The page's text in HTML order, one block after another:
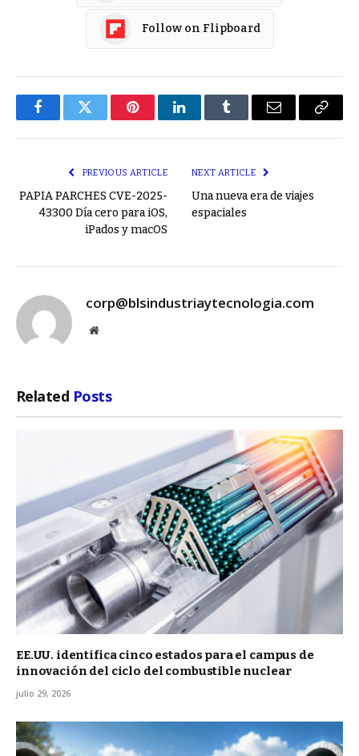
Follow on Flipboard
FacebookTwitter PinterestLinkedInTumblr Email
Copy
PREVIOUS ARTICLE
PAPIA PARCHES CVE-2025-
43300 Día cero para iOS,
iPados y macOS
NEXT ARTICLE
Una nueva era de viajes
espaciales
corp@blsindustriaytecnologia.com
Website
Related Posts
EE.UU. identifica cinco estados para el campus de
innovación del ciclo del combustible nuclear
julio 29, 2026